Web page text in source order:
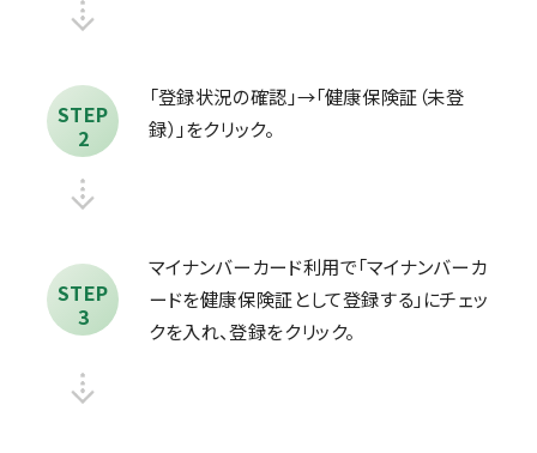
STEP
2
「登録状況の確認」→「健康保険証（未登
録）」をクリック。
STEP
3
マイナンバーカード利用で「マイナンバーカ
ードを健康保険証として登録する」にチェッ
クを入れ、登録をクリック。